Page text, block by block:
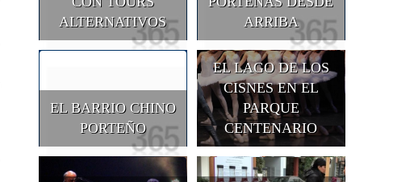
ALTERNATIVOS
ARRIBA
EL BARRIO CHINO
PORTEÑO
EL LAGO DE LOS
CISNES EN EL
PARQUE
CENTENARIO